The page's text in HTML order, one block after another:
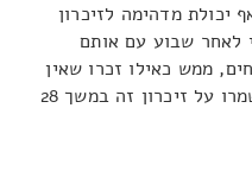
מדהימה לזיכרון
לאחר שבוע עם אותם
ממש כאילו זכרו שאין
מה לחשוש מהנפילה הקצרה. הם שמרו על זיכרון זה במשך 28